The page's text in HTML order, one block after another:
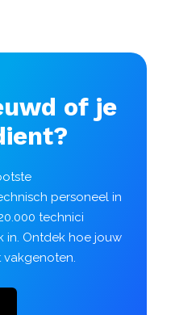
of je
personeel in
technici
in. Ontdek hoe jouw
vakgenoten.